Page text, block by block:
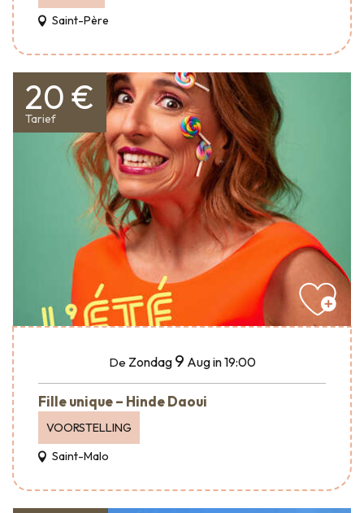
Saint-Père
20 €
Tarief
De Zondag 9 Augin 19:00
Fille unique – Hinde Daoui
VOORSTELLING
Saint-Malo